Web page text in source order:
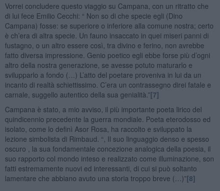
Vorrei concludere questo viaggio su Campana, con un ritratto che
di lui fece Emilio Cecchi: “ Non so di che specie egli (Dino
Campana) fosse: se superiore o inferiore alla comune nostra; certo
è ch’era di altra specie. Un fauno insaccato in quei miseri panni di
fustagno, o un altro essere così, tra divino e ferino, non avrebbe
fatto diversa impressione. Genio poetico egli ebbe forse più d’ogni
altro della nostra generazione, se avesse potuto maturarlo e
svilupparlo a fondo (…) L’atto del poetare proveniva in lui da un
incanto di realtà schiettissimo. C’era un contrassegno direi fatale e
carnale, suggello autentico della sua genialità.”[7]
Campana è stato, a mio avviso, il più importante poeta lirico del
quindicennio precedente la guerra mondiale. Poeta eterodosso ed
isolato, come lo definì Asor Rosa, ha raccolto e sviluppato la
lezione simbolista di Rimbaud. “, Il suo linguaggio denso e spesso
oscuro , la sua fondamentale concezione analogica della poesia, il
suo rapporto col mondo inteso e realizzato come illuminazione, son
fatti estremamente nuovi ed interessanti, di cui si può soltanto
lamentare che abbiano avuto una storia troppo breve (…)”[8]